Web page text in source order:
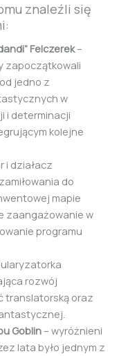
znaleźli się
Felczerek–
zapoczątkowali
jedno z
w
i determinacji
kolejne
i działacz
do
mapie
zaangażowanie w
programu
rozwój
translatorską oraz
Goblin – wyróżnieni
lata było jednym z